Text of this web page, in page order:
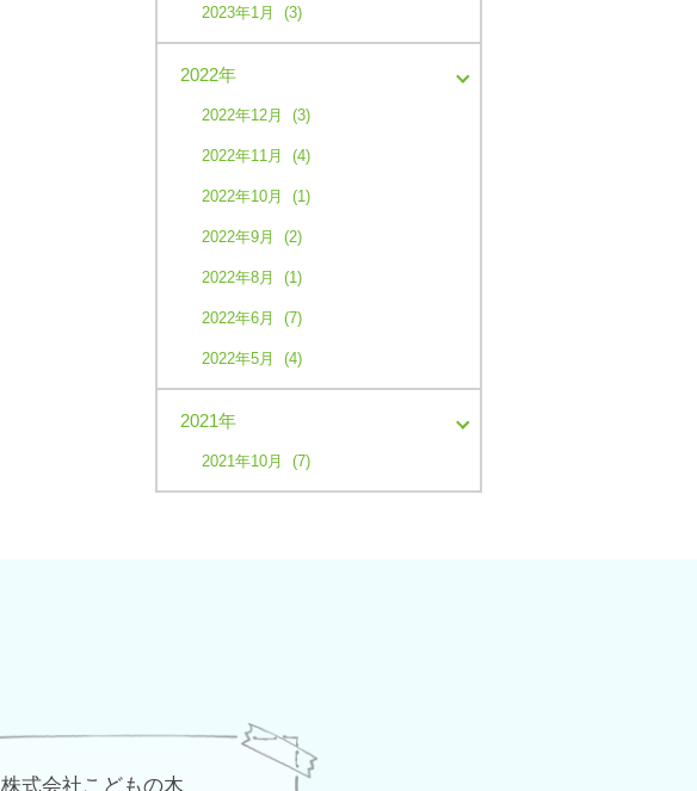
2023年1月 (3)
2022年
2022年12月 (3)
2022年11月 (4)
2022年10月 (1)
2022年9月 (2)
2022年8月 (1)
2022年6月 (7)
2022年5月 (4)
2021年
2021年10月 (7)
株式会社こどもの木